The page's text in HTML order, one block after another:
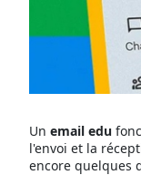
Un email edu
l'envoi et la
encore quelques